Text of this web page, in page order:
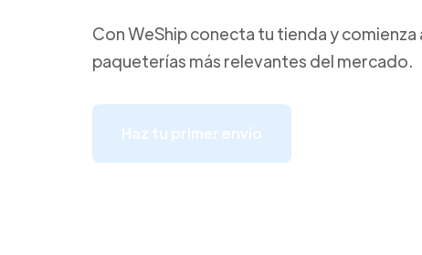
Con WeShip conecta tu tienda y comienza
paqueterías más relevantes del mercado.
Haz tu primer envío